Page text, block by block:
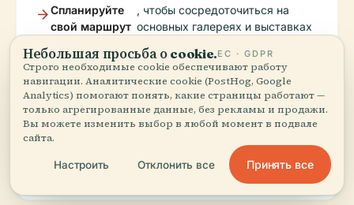
Спланируйте
свой маршрут
, чтобы сосредоточиться на
основных галереях и выставках
Проверяйте
официальный
сайт
на предмет обновлений выставок
и объявлений о специальных
мероприятиях
Путешествуйте
налегке
; большие сумки должны быть
сданы в гардероб
Небольшая просьба о cookie.ЕС · GDPR
Строго необходимые cookie обеспечивают работу
навигации. Аналитические cookie (PostHog, Google
Analytics) помогают понять, какие страницы работают —
только агрегированные данные, без рекламы и продажи.
Вы можете изменить выбор в любой момент в подвале
сайта.
Настроить Отклонить все Принять все